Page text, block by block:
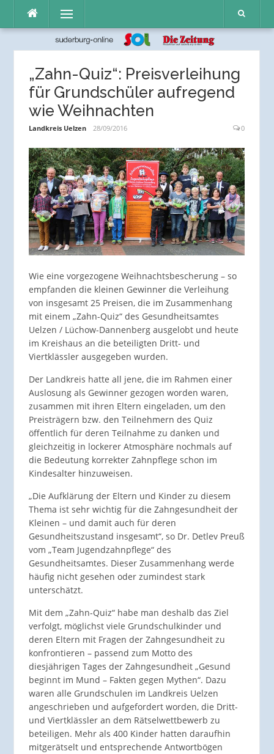
Inhalt
Menü
„Zahn-Quiz“: Preisverleihung
für Grundschüler aufregend
wie Weihnachten
Landkreis Uelzen 28/09/2016 0
Wie eine vorgezogene Weihnachtsbescherung – so
empfanden die kleinen Gewinner die Verleihung
von insgesamt 25 Preisen, die im Zusammenhang
mit einem „Zahn-Quiz“ des Gesundheitsamtes
Uelzen / Lüchow-Dannenberg ausgelobt und heute
im Kreishaus an die beteiligten Dritt- und
Viertklässler ausgegeben wurden.
Der Landkreis hatte all jene, die im Rahmen einer
Auslosung als Gewinner gezogen worden waren,
zusammen mit ihren Eltern eingeladen, um den
Preisträgern bzw. den Teilnehmern des Quiz
öffentlich für deren Teilnahme zu danken und
gleichzeitig in lockerer Atmosphäre nochmals auf
die Bedeutung korrekter Zahnpflege schon im
Kindesalter hinzuweisen.
„Die Aufklärung der Eltern und Kinder zu diesem
Thema ist sehr wichtig für die Zahngesundheit der
Kleinen – und damit auch für deren
Gesundheitszustand insgesamt“, so Dr. Detlev Preuß
vom „Team Jugendzahnpflege“ des
Gesundheitsamtes. Dieser Zusammenhang werde
häufig nicht gesehen oder zumindest stark
unterschätzt.
Mit dem „Zahn-Quiz“ habe man deshalb das Ziel
verfolgt, möglichst viele Grundschulkinder und
deren Eltern mit Fragen der Zahngesundheit zu
konfrontieren – passend zum Motto des
diesjährigen Tages der Zahngesundheit „Gesund
beginnt im Mund – Fakten gegen Mythen“. Dazu
waren alle Grundschulen im Landkreis Uelzen
angeschrieben und aufgefordert worden, die Dritt-
und Viertklässler an dem Rätselwettbewerb zu
beteiligen. Mehr als 400 Kinder hatten daraufhin
mitgerätselt und entsprechende Antwortbögen